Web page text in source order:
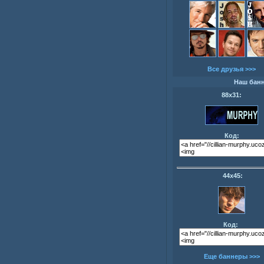
Все друзья >>>
Наш
88х31:
Код:
44х45:
Код:
Еще баннеры >>>